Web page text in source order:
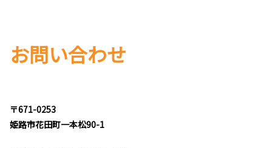
お問い合わせ
〒671-0253
姫路市花田町一本松90-1